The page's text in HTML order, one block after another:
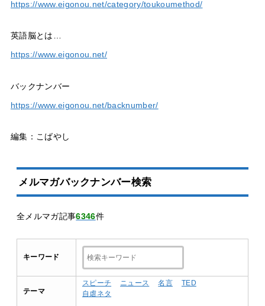
https://www.eigonou.net/category/toukoumethod/
英語脳とは…
https://www.eigonou.net/
バックナンバー
https://www.eigonou.net/backnumber/
編集：こばやし
メルマガバックナンバー検索
全メルマガ記事6346件
キーワード
テーマ
スピーチ ニュース 名言
TED
自虐ネタ